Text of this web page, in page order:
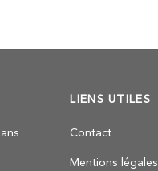
LIENS UTILES
Contact
Mentions légales